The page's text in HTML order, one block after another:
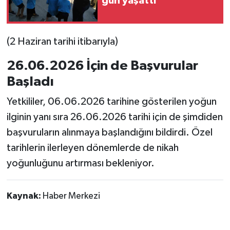
(2 Haziran tarihi itibarıyla)
26.06.2026 İçin de Başvurular
Başladı
Yetkililer, 06.06.2026 tarihine gösterilen yoğun
ilginin yanı sıra 26.06.2026 tarihi için de şimdiden
başvuruların alınmaya başlandığını bildirdi. Özel
tarihlerin ilerleyen dönemlerde de nikah
yoğunluğunu artırması bekleniyor.
Kaynak: Haber Merkezi